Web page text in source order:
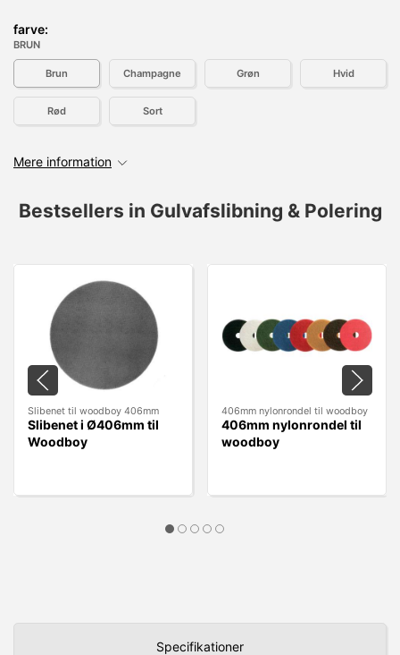
farve:
BRUN
Brun Champagne Grøn Hvid
Rød Sort
Mere information
Bestsellers in Gulvafslibning & Polering
Slibenet til woodboy 406mm
Slibenet i Ø406mm til
Woodboy
406mm nylonrondel til woodboy
406mm nylonrondel til
woodboy
Specifikationer